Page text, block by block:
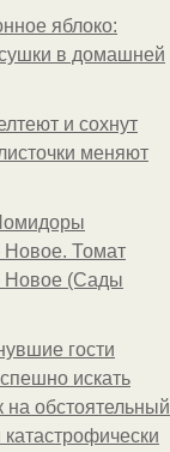
яблоко:
в домашней
и сохнут
меняют
Новое. Томат
Новое (Сады
гости
искать
на обстоятельный